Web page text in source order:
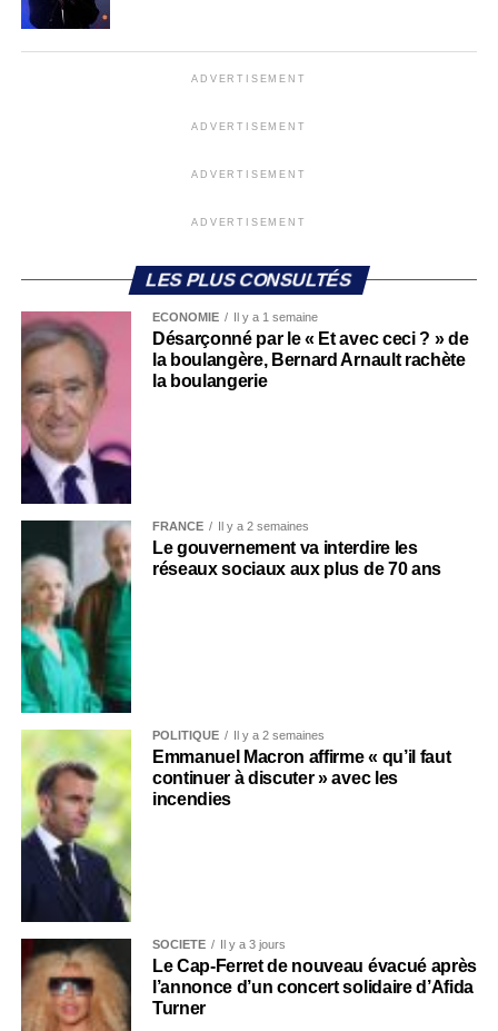
ADVERTISEMENT
ADVERTISEMENT
ADVERTISEMENT
ADVERTISEMENT
LES PLUS CONSULTÉS
ECONOMIE Il y a 1 semaine
Désarçonné par le « Et avec ceci ? » de
la boulangère, Bernard Arnault rachète
la boulangerie
FRANCE Il y a 2 semaines
Le gouvernement va interdire les
réseaux sociaux aux plus de 70 ans
POLITIQUE Il y a 2 semaines
Emmanuel Macron affirme « qu’il faut
continuer à discuter » avec les
incendies
SOCIÉTÉ Il y a 3 jours
Le Cap-Ferret de nouveau évacué après
l’annonce d’un concert solidaire d’Afida
Turner